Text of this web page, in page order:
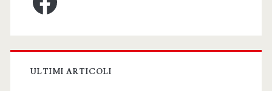
ULTIMI ARTICOLI